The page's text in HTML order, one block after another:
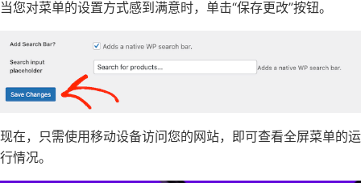
当您对菜单的设置方式感到满意时，单击“保存更改”按钮。
现在，只需使用移动设备访问您的网站，即可查看全屏菜单的运
行情况。